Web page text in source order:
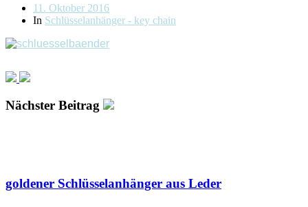
Beitragsdatum
11. Oktober 2016
In Schlüsselanhänger - key chain
Nächster Beitrag
goldener Schlüsselanhänger aus Leder